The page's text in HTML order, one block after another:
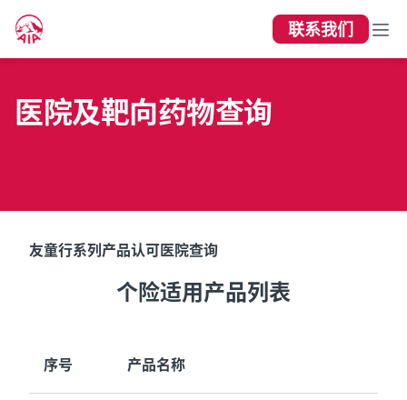
联系我们
医院及靶向药物查询
友童行系列产品认可医院查询
个险适用产品列表
序号 产品名称